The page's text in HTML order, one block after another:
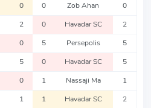
0 0 Zob Ahan 0
2 0 Havadar SC 2
0 5 Persepolis 5
5 0 Havadar SC 5
0 1 Nassaji Ma 1
1 1 Havadar SC 2